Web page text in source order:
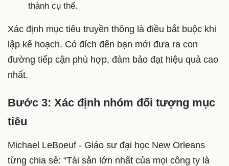
thành cụ thể.
Xác định mục tiêu truyền thông là điều bắt buộc khi
lập kế hoạch. Có đích đến bạn mới đưa ra con
đường tiếp cận phù hợp, đảm bảo đạt hiệu quả cao
nhất.
Bước 3: Xác định nhóm đối tượng mục
tiêu
Michael LeBoeuf - Giáo sư đại học New Orleans
từng chia sẻ: “Tài sản lớn nhất của mọi công ty là